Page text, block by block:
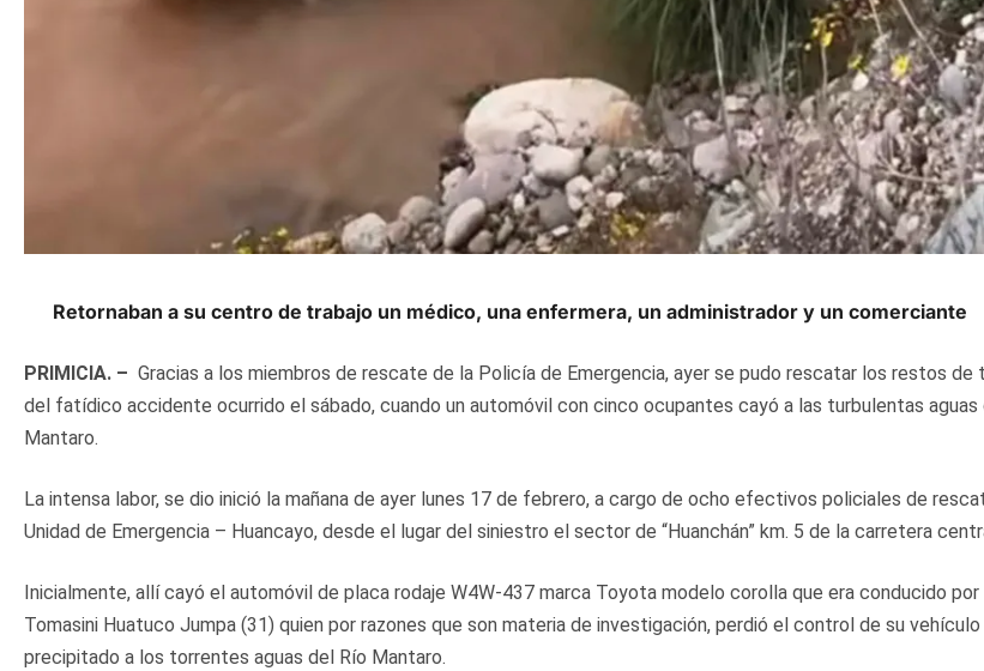
Retornaban a su centro de trabajo un médico, una enfermera, un administrador y un comerciante
PRIMICIA. – Gracias a los miembros de rescate de la Policía de Emergencia, ayer se pudo rescatar los restos de
del fatídico accidente ocurrido el sábado, cuando un automóvil con cinco ocupantes cayó a las turbulentas aguas
Mantaro.
La intensa labor, se dio inició la mañana de ayer lunes 17 de febrero, a cargo de ocho efectivos policiales de
Unidad de Emergencia – Huancayo, desde el lugar del siniestro el sector de “Huanchán” km. 5 de la carretera
Inicialmente, allí cayó el automóvil de placa rodaje W4W-437 marca Toyota modelo corolla que era conducido
Tomasini Huatuco Jumpa (31) quien por razones que son materia de investigación, perdió el control de su
precipitado a los torrentes aguas del Río Mantaro.